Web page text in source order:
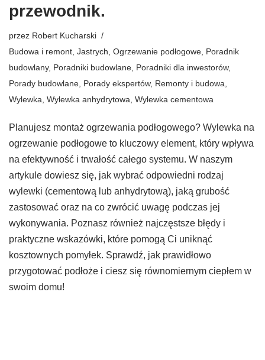
przewodnik.
przez Robert Kucharski
Budowa i remont, Jastrych, Ogrzewanie podłogowe, Poradnik
budowlany, Poradniki budowlane, Poradniki dla inwestorów,
Porady budowlane, Porady ekspertów, Remonty i budowa,
Wylewka, Wylewka anhydrytowa, Wylewka cementowa
Planujesz montaż ogrzewania podłogowego? Wylewka na
ogrzewanie podłogowe to kluczowy element, który wpływa
na efektywność i trwałość całego systemu. W naszym
artykule dowiesz się, jak wybrać odpowiedni rodzaj
wylewki (cementową lub anhydrytową), jaką grubość
zastosować oraz na co zwrócić uwagę podczas jej
wykonywania. Poznasz również najczęstsze błędy i
praktyczne wskazówki, które pomogą Ci uniknąć
kosztownych pomyłek. Sprawdź, jak prawidłowo
przygotować podłoże i ciesz się równomiernym ciepłem w
swoim domu!